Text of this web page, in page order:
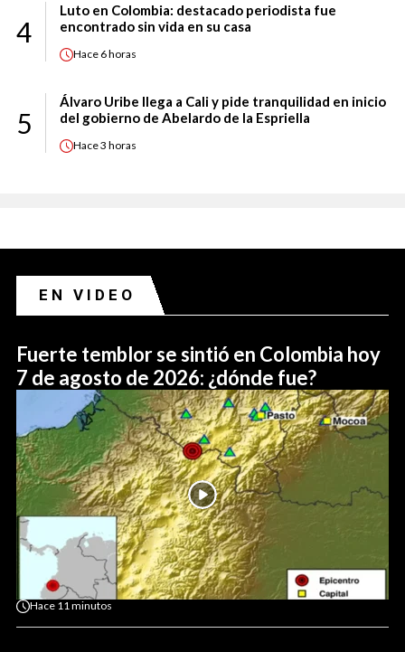
4
Luto en Colombia: destacado periodista fue
encontrado sin vida en su casa
Hace 6 horas
5
Álvaro Uribe llega a Cali y pide tranquilidad en inicio
del gobierno de Abelardo de la Espriella
Hace3 horas
EN VIDEO
Fuerte temblor se sintió en Colombia hoy
7 de agosto de 2026: ¿dónde fue?
Hace 11 minutos